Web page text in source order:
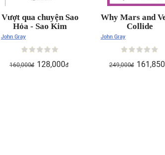
Vượt qua chuyện Sao
Hỏa - Sao Kim
John Gray
160,000đ 128,000đ
Why Mars and
Collide
John Gray
249,000đ 161,850